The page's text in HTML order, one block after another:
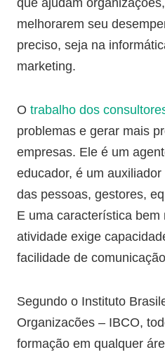
que ajudam
melhorarem seu
preciso, seja na
marketing.
O trabalho dos
problemas e gerar mais
empresas. Ele é um
educador, é um
das pessoas, gestores,
E uma característica
atividade exige
facilidade de
Segundo o Instituto
Organizacões – IBCO,
formação em qualquer